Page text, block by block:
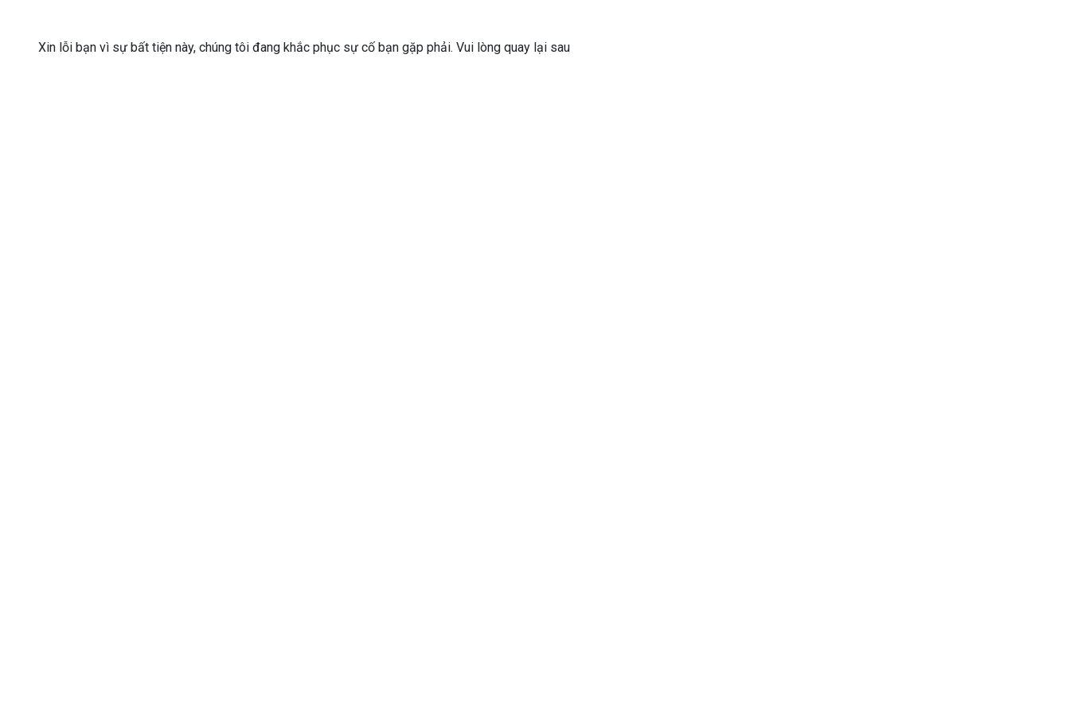
Xin lỗi bạn vì sự bất tiện này, chúng tôi đang khắc phục sự cố bạn gặp phải. Vui lòng quay lại sau